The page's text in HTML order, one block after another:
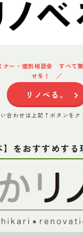
ナー・個別相談会 すべて
せを！
リノべる。
合わせは上記↑ボタンをク
】をおすすめする